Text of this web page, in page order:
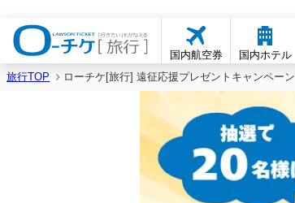
国内航空券 国内ホテル
旅行TOP ローチケ[旅行] 遠征応援プレゼントキャンペーン